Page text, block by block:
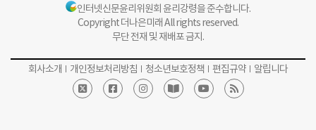
인터넷신문윤리위원회 윤리강령을 준수합니다.
Copyright 더나은미래 All rights reserved.
무단 전재 및 재배포 금지.
회사소개 개인정보처리방침 청소년보호정책 편집규약 알립니다